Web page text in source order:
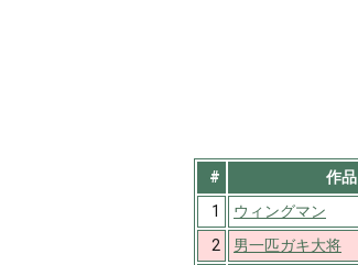
# 作品
1
ウィングマン
2
男一匹ガキ大将